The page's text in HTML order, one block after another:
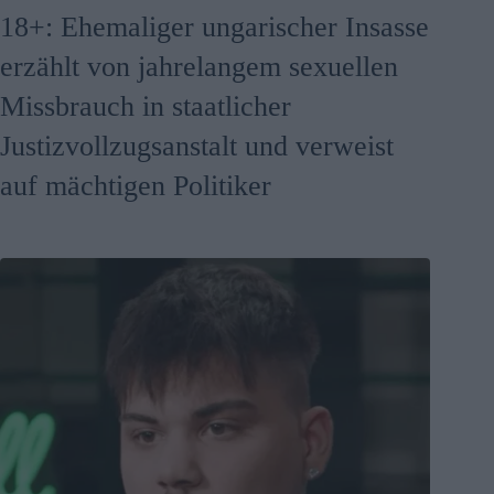
18+: Ehemaliger ungarischer Insasse
erzählt von jahrelangem sexuellen
Missbrauch in staatlicher
Justizvollzugsanstalt und verweist
auf mächtigen Politiker